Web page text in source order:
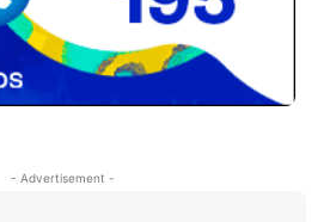
- Advertisement -